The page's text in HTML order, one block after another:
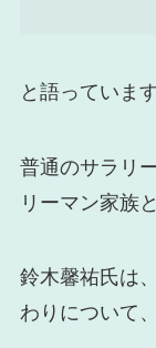
と語っています
普通のサラリ
リーマン家族
鈴木馨祐氏は
わりについて